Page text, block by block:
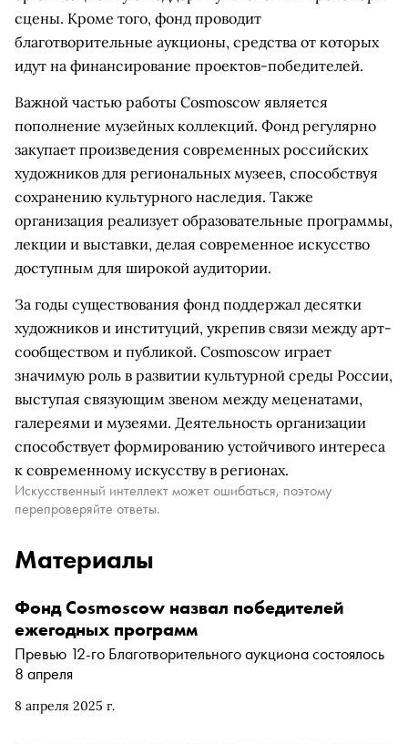
сцены. Кроме того, фонд проводит
благотворительные аукционы, средства от которых
идут на финансирование проектов-победителей.
Важной частью работы Cosmoscow является
пополнение музейных коллекций. Фонд регулярно
закупает произведения современных российских
художников для региональных музеев, способствуя
сохранению культурного наследия. Также
организация реализует образовательные программы,
лекции и выставки, делая современное искусство
доступным для широкой аудитории.
За годы существования фонд поддержал десятки
художников и институций, укрепив связи между арт-
сообществом и публикой. Cosmoscow играет
значимую роль в развитии культурной среды России,
выступая связующим звеном между меценатами,
галереями и музеями. Деятельность организации
способствует формированию устойчивого интереса
к современному искусству в регионах.
Искусственный интеллект может ошибаться, поэтому
перепроверяйте ответы.
Материалы
8 апреля 2025 г.
Фонд Cosmoscow назвал победителей
ежегодных программ
Превью 12-го Благотворительного аукциона состоялось
8 апреля